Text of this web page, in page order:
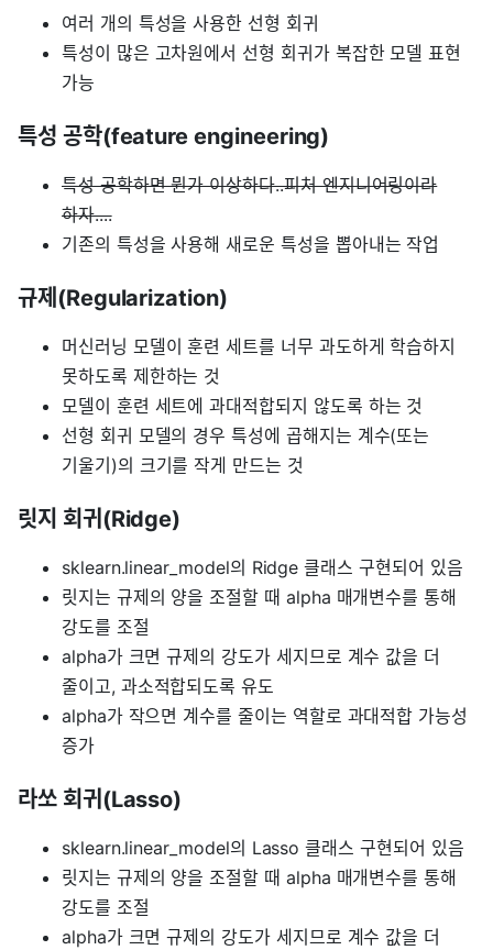
여러 개의 특성을 사용한 선형 회귀
특성이 많은 고차원에서 선형 회귀가 복잡한 모델 표현
가능
특성 공학(feature engineering)
특성 공학하면 뭔가 이상하다..피처 엔지니어링이라
하자....
기존의 특성을 사용해 새로운 특성을 뽑아내는 작업
규제(Regularization)
머신러닝 모델이 훈련 세트를 너무 과도하게 학습하지
못하도록 제한하는 것
모델이 훈련 세트에 과대적합되지 않도록 하는 것
선형 회귀 모델의 경우 특성에 곱해지는 계수(또는
기울기)의 크기를 작게 만드는 것
릿지 회귀(Ridge)
sklearn.linear_model의 Ridge 클래스 구현되어 있음
릿지는 규제의 양을 조절할 때 alpha 매개변수를 통해
강도를 조절
alpha가 크면 규제의 강도가 세지므로 계수 값을 더
줄이고, 과소적합되도록 유도
alpha가 작으면 계수를 줄이는 역할로 과대적합 가능성
증가
라쏘 회귀(Lasso)
sklearn.linear_model의 Lasso 클래스 구현되어 있음
릿지는 규제의 양을 조절할 때 alpha 매개변수를 통해
강도를 조절
alpha가 크면 규제의 강도가 세지므로 계수 값을 더